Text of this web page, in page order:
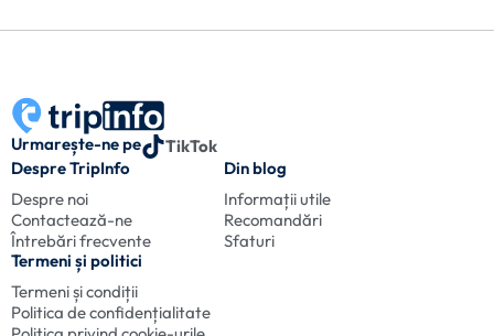
Urmarește-ne pe
TikTok
Despre TripInfo
Despre noi
Contactează-ne
Întrebări frecvente
Din blog
Informații utile
Recomandări
Sfaturi
Termeni și politici
Termeni și condiții
Politica de confidențialitate